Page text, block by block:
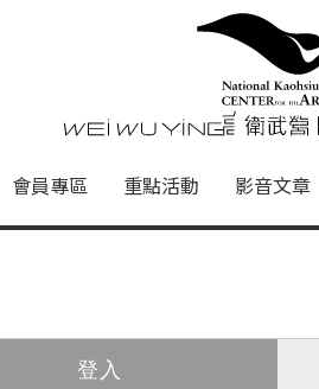
衛武營國
會員專區 重點活動 影音文章
登入